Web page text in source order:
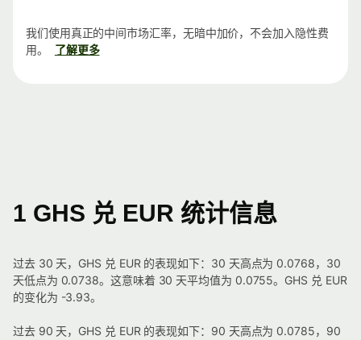
我们使用真正的中间市场汇率，无暗中加价，不会加入隐性费
用。
了解更多
1 GHS 兑 EUR 统计信息
过去 30 天，GHS 兑 EUR 的表现如下：30 天高点为 0.0768，30
天低点为 0.0738。这意味着 30 天平均值为 0.0755。GHS 兑 EUR
的变化为 -3.93。
过去 90 天，GHS 兑 EUR 的表现如下：90 天高点为 0.0785，90